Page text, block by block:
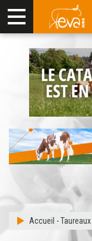
Accueil -Taureaux